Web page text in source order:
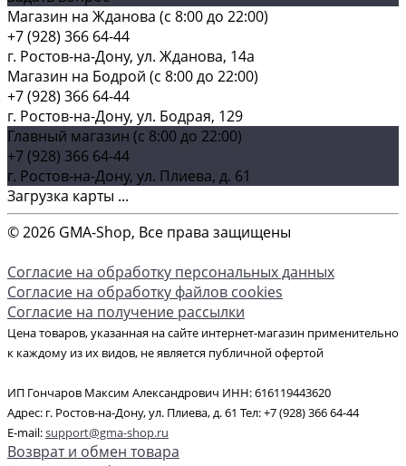
Магазин на Жданова (c 8:00 до 22:00)
+7 (928) 366 64-44
г. Ростов-на-Дону, ул. Жданова, 14а
Магазин на Бодрой (c 8:00 до 22:00)
+7 (928) 366 64-44
г. Ростов-на-Дону, ул. Бодрая, 129
Главный магазин (c 8:00 до 22:00)
+7 (928) 366 64-44
г. Ростов-на-Дону, ул. Плиева, д. 61
Загрузка карты ...
© 2026 GMA-Shop, Все права защищены
Согласие на обработку персональных данных
Согласие на обработку файлов cookies
Согласие на получение рассылки
Цена товаров, указанная на сайте интернет-магазин применительно
к каждому из их видов, не является публичной офертой
ИП Гончаров Максим Александрович ИНН: 616119443620
Адрес: г. Ростов-на-Дону, ул. Плиева, д. 61 Тел: +7 (928) 366 64-44
E-mail:support@gma-shop.ru
Возврат и обмен товара